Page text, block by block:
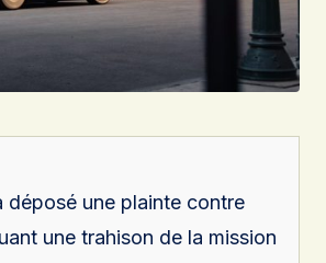
déposé une plainte contre
une trahison de la mission